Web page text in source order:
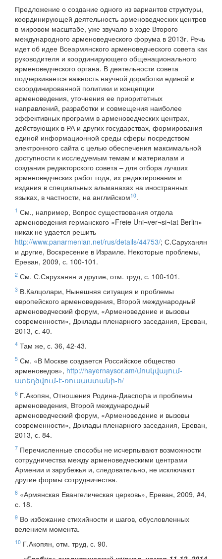
Предложение о создание одного из вариантов структуры,
координирующей деятельность арменоведческих центров
в мировом масштабе, уже звучало в ходе Второго
международного арменоведческого форума в 2013г. Речь
идет об идее Всеармянского арменоведческого совета как
руководителя и координирующего общенационального
арменоведческого органа. В деятельности совета
подчеркивается важность научной доработки единой и
скоординированной политики и концепции
арменоведения, уточнения ее приоритетных
направлений, разработки и совмещения наиболее
эффективных программ в арменоведческих центрах,
действующих в РА и других государствах, формирования
единой информационной среды сферы посредством
электронного сайта с целью обеспечения максимальной
доступности к исследуемым темам и материалам и
создания редакторского совета – для отбора лучших
арменоведческих работ года, их редактирования и
издания в специальных альманахах на иностранных
языках, в частности, на английском10.
1 См., например, Вопрос существования отдела
арменоведения германского «Freie Uni¬ver¬si¬tat Berlin»
никак не удается решить
http://www.panarmenian.net/rus/details/44753/; С.Саруханян
и другие, Воскресение в Израиле. Некоторые проблемы,
Ереван, 2009, с. 100-101.
2 См. С.Саруханян и другие, отм. труд, с. 100-101.
3 В.Калцолари, Нынешняя ситуация и проблемы
европейского арменоведения, Второй международный
арменоведческий форум, «Арменоведение и вызовы
современности», Доклады пленарного заседания, Ереван,
2013, с. 40.
4 Там же, с. 36, 42-43.
5 См. «В Москве создается Российское общество
арменоведов», http://hayernaysor.am/մոսկվայում-
ստեղծվում-է-ռուսաստանի-հ/
6 Г.Акопян, Отношения Родина-Диаспоրа и проблемы
арменоведения, Второй международный
арменоведческий форум, «Арменоведение и вызовы
современности», Доклады пленарного заседания, Ереван,
2013, с. 84.
7 Перечисленные способы не исчерпывают возможности
сотрудничества между арменоведческими центрами
Армении и зарубежья и, следовательно, не исключают
другие формы сотрудничества.
8 «Армянская Евангелическая церковь», Ереван, 2009, #4,
с. 18.
9 Во избежание стихийности и шагов, обусловленных
велением момента.
10 Г.Акопян, отм. труд, с. 90.